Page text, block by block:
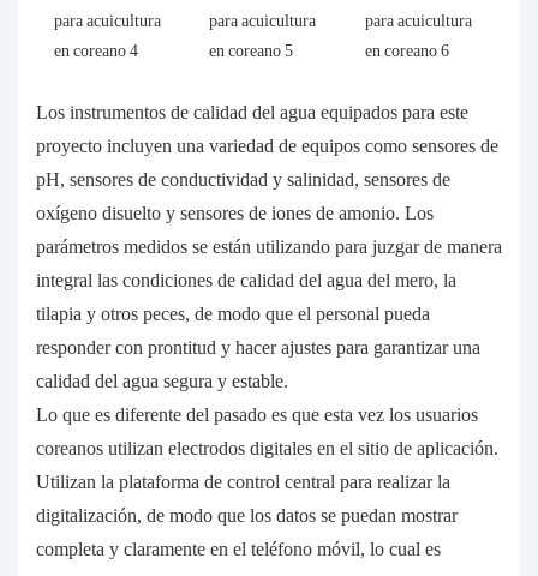
Los instrumentos de calidad del agua equipados para este
proyecto incluyen una variedad de equipos como sensores de
pH, sensores de conductividad y salinidad, sensores de
oxígeno disuelto y sensores de iones de amonio. Los
parámetros medidos se están utilizando para juzgar de manera
integral las condiciones de calidad del agua del mero, la
tilapia y otros peces, de modo que el personal pueda
responder con prontitud y hacer ajustes para garantizar una
calidad del agua segura y estable.
Lo que es diferente del pasado es que esta vez los usuarios
coreanos utilizan electrodos digitales en el sitio de aplicación.
Utilizan la plataforma de control central para realizar la
digitalización, de modo que los datos se puedan mostrar
completa y claramente en el teléfono móvil, lo cual es